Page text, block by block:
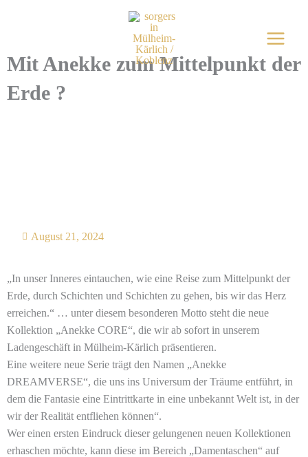
Mit Anekke zum Mittelpunkt der
Erde ?
August 21, 2024
„In unser Inneres eintauchen, wie eine Reise zum Mittelpunkt der
Erde, durch Schichten und Schichten zu gehen, bis wir das Herz
erreichen.“ … unter diesem besonderen Motto steht die neue
Kollektion „Anekke CORE“, die wir ab sofort in unserem
Ladengeschäft in Mülheim-Kärlich präsentieren.
Eine weitere neue Serie trägt den Namen „Anekke
DREAMVERSE“, die uns ins Universum der Träume entführt, in
dem die Fantasie eine Eintrittkarte in eine unbekannt Welt ist, in der
wir der Realität entfliehen können“.
Wer einen ersten Eindruck dieser gelungenen neuen Kollektionen
erhaschen möchte, kann diese im Bereich „Damentaschen“ auf